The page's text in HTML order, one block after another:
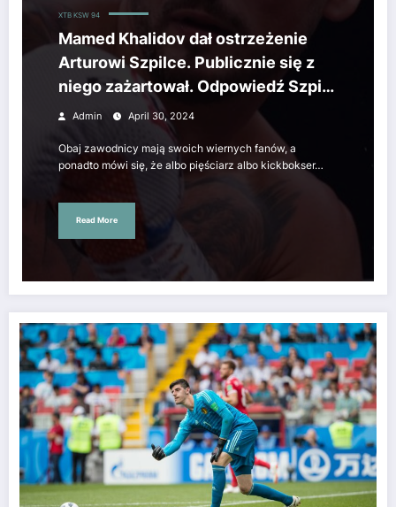
XTB KSW 94
Mamed Khalidov dał ostrzeżenie
Arturowi Szpilce. Publicznie się z
niego zażartował. Odpowiedź Szpili
była błyskawiczna.
Admin April 30, 2024
Obaj zawodnicy mają swoich wiernych fanów, a
ponadto mówi się, że albo pięściarz albo kickbokser…
Read More